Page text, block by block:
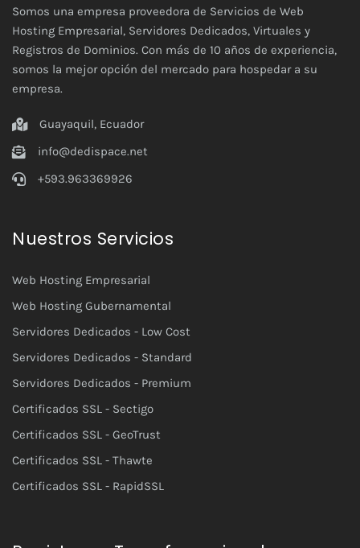
Somos una empresa proveedora de Servicios de Web
Hosting Empresarial, Servidores Dedicados, Virtuales y
Registros de Dominios. Con más de 10 años de experiencia,
somos la mejor opción del mercado para hospedar a su
empresa.
Guayaquil, Ecuador
info@dedispace.net
+593.963369926
Nuestros Servicios
Web Hosting Empresarial
Web Hosting Gubernamental
Servidores Dedicados - Low Cost
Servidores Dedicados - Standard
Servidores Dedicados - Premium
Certificados SSL - Sectigo
Certificados SSL - GeoTrust
Certificados SSL - Thawte
Certificados SSL - RapidSSL